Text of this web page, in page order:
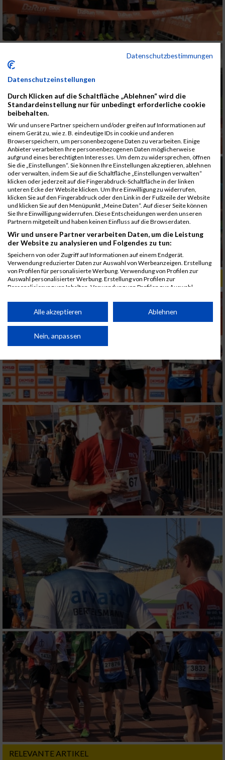
ALBUM B2RUN MÜNCHEN, B2RUN / 16.07.2019
RELEVANTE ARTIKEL
Datenschutzbestimmungen
Datenschutzeinstellungen
Durch Klicken auf die Schaltfläche „Ablehnen“ wird die
Standardeinstellung nur für unbedingt erforderliche cookie
beibehalten.
Wir und unsere Partner speichern und/oder greifen auf Informationen auf
einem Gerät zu, wie z. B. eindeutige IDs in cookie und anderen
Browserspeichern, um personenbezogene Daten zu verarbeiten. Einige
Anbieter verarbeiten Ihre personenbezogenen Daten möglicherweise
aufgrund eines berechtigten Interesses. Um dem zu widersprechen, öffnen
Sie die „Einstellungen“. Sie können Ihre Einstellungen akzeptieren, ablehnen
oder verwalten, indem Sie auf die Schaltfläche „Einstellungen verwalten“
klicken oder jederzeit auf die Fingerabdruck-Schaltfläche in der linken
unteren Ecke der Website klicken. Um Ihre Einwilligung zu widerrufen,
klicken Sie auf den Fingerabdruck oder den Link in der Fußzeile der Website
und klicken Sie auf den Menüpunkt „Meine Daten“. Auf dieser Seite können
Sie Ihre Einwilligung widerrufen. Diese Entscheidungen werden unseren
Partnern mitgeteilt und haben keinen Einfluss auf die Browserdaten.
Wir und unsere Partner verarbeiten Daten, um die Leistung
der Website zu analysieren und Folgendes zu tun:
Speichern von oder Zugriff auf Informationen auf einem Endgerät.
Verwendung reduzierter Daten zur Auswahl von Werbeanzeigen. Erstellung
von Profilen für personalisierte Werbung. Verwendung von Profilen zur
Auswahl personalisierter Werbung. Erstellung von Profilen zur
Personalisierung von Inhalten. Verwendung von Profilen zur Auswahl
Performance von Inhalten. Analyse von Zielgruppen durch Statistiken oder
Kombinationen von Daten aus verschiedenen Quellen. Entwicklung und
von Inhalten.
Daten können außerhalb der Europäischen Union weitergegeben und in die
Website/App.
Partnerliste anzeigen (1 IAB-Anbieter)
Wir nutzen Ihre Daten für folgende Zwecke:
IAB-Verarbeitungszwecke:
Speichern von oder Zugriff auf Informationen
auf einem Endgerät
Verwendung reduzierter Daten zur Auswahl
von Werbeanzeigen
Erstellung von Profilen für personalisierte
Verwendung von Profilen zur Auswahl
personalisierter Werbung
Erstellung von Profilen zur Personalisierung
von Inhalten
Verwendung von Profilen zur Auswahl
personalisierter Inhalte
Messung der Werbeleistung
Messung der Performance von Inhalten
Analyse von Zielgruppen durch Statistiken
oder Kombinationen von Daten aus
verschiedenen Quellen
Entwicklung und Verbesserung der Angebote
Verwendung reduzierter Daten zur Auswahl
von Inhalten
Alle akzeptieren Ablehnen
Nein, anpassen